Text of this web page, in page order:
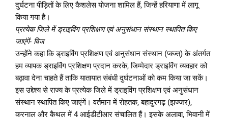
दुर्घटना पीड़ितों के लिए कैशलेस योजना शामिल हैं, जिन्हें हरियाणा में लागू
किया गया है।
प्रत्येक जिले में ड्राइविंग प्रशिक्षण एवं अनुसंधान संस्थान स्थापित किए
जाएंगें- विज
उन्होंने कहा कि ड्राइविंग प्रशिक्षण एवं अनुसंधान संस्थान (प्क्ज्त्) के अंतर्गत
हम व्यापक ड्राइविंग प्रशिक्षण प्रदान करके, जिम्मेदार ड्राइविंग व्यवहार को
बढ़ावा देना चाहते हैं ताकि यातायात संबंधी दुर्घटनाओं को कम किया जा सकें।
इस उद्देश्य से राज्य के प्रत्येक जिले में ड्राइविंग प्रशिक्षण एवं अनुसंधान
संस्थान स्थापित किए जाएंगें। वर्तमान में रोहतक, बहादुरगढ़ (झज्जर),
करनाल और कैथल में 4 आईडीटीआर संचालित हैं। इसके अलावा, भिवानी में